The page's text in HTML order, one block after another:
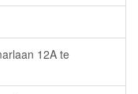
12A te